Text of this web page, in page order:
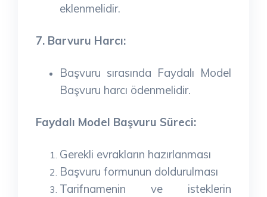
eklenmelidir.
7. Barvuru Harcı:
Başvuru sırasında Faydalı Model
Başvuru harcı ödenmelidir.
Faydalı Model Başvuru Süreci:
Gerekli evrakların hazırlanması
Başvuru formunun doldurulması
Tarifnamenin ve isteklerin